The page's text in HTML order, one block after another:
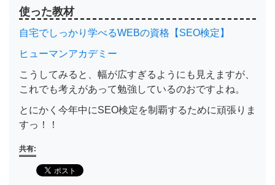
使った教材
自宅でしっかり学べるWEBの資格【SEO検定】
ヒューマンアカデミー
こうしてみると、幅が広すぎるようにも見えますが、
これでも考えがあって勉強しているのおですよね。
とにかく今年中にSEO検定を制覇するために頑張りま
すっ！！
共有: